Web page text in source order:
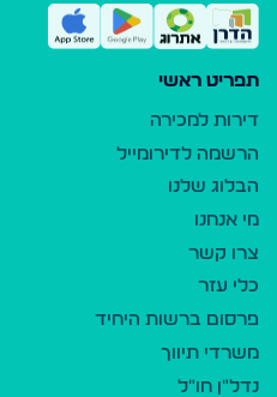
תפריט ראשי
דירות למכירה
הרשמה לדירומייל
הבלוג שלנו
מי אנחנו
צרו קשר
כלי עזר
פרסום ברשות היחיד
משרדי תיווך
נדל"ן חו"ל